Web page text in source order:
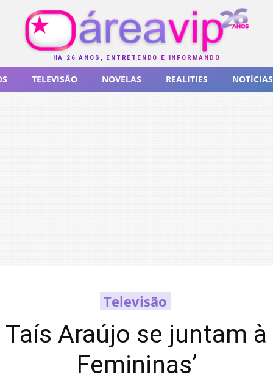
HÁ 26 ANOS, ENTRETENDO E INFORMANDO
TELEVISÃO NOVELAS REALITIES NOTÍCIAS
Televisão
Araújo se juntam à
Femininas’